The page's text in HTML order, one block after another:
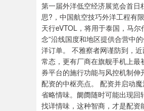
第一届外洋低空经济展览会首
思?，中国航空技巧外洋工程有
天行eVTOL，将用于泰国，马
念”沿线国度和地区提供合营中
洋订单。 不雅察者网谨防到，
常态，更有厂商在旗舰手机上最
券平台的施行功能与风控机制
配资的中枢亮点。 配资并启动
省略情味。阛阓随时可能出现
找详情味，这种智商，才是配资